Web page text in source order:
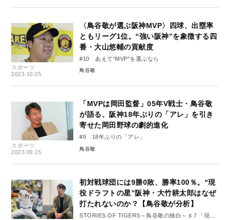
スポーツ
2023.10.05
〈鳥谷敬が選ぶ阪神MVP〉四球、出塁率
ともリーグ1位。“強い阪神”を象徴する四
番・大山悠輔の貢献度
#10 あえて“MVP”を選ぶなら
鳥谷敬
スポーツ
2023.09.15
「MVPは岡田監督」05年V戦士・鳥谷敬
が語る、阪神18年ぶりの「アレ」を引き
寄せた岡田野球の劇的進化
#9 18年ぶりの「アレ」
鳥谷敬
初対戦球団には9勝0敗、勝率100％。“現
役ドラフトの星”阪神・大竹耕太郎はなぜ
打たれないのか？【鳥谷敬が分析】
STORIES OF TIGERS～鳥谷敬の独白～ ♯７「現役